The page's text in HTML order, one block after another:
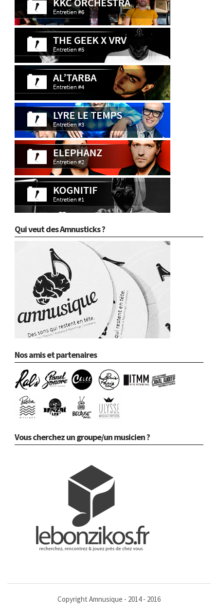
Qui veut des Amnusticks ?
Nos amis et partenaires
Vous cherchez un groupe/un musicien ?
Copyright Amnusique - 2014 - 2016